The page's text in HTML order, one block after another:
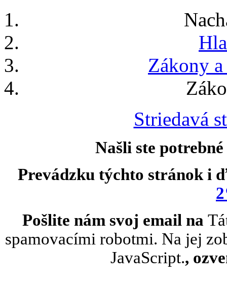
Zákony
Striedavá
Našli ste
Prevádzku týchto stránok i
Pošlite nám svoj email na
spamovacími robotmi. Na jej
JavaScript.,